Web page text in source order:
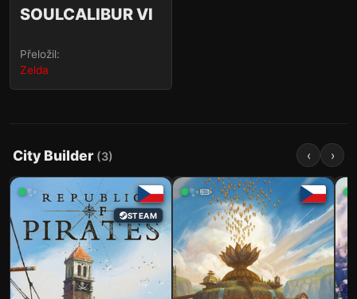
SOULCALIBUR VI
Přeložil:
Zelda
City Builder (3) ‹ ›
✨
STEAM
✨✏️